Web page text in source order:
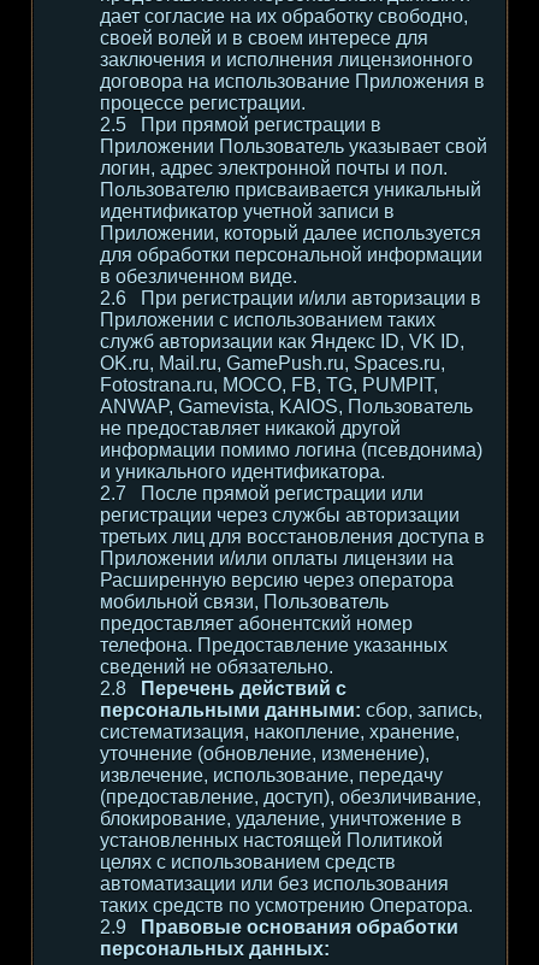
дает согласие на их обработку свободно,
своей волей и в своем интересе для
заключения и исполнения лицензионного
договора на использование Приложения в
процессе регистрации.
При прямой регистрации в
Приложении Пользователь указывает свой
логин, адрес электронной почты и пол.
Пользователю присваивается уникальный
идентификатор учетной записи в
Приложении, который далее используется
для обработки персональной информации
в обезличенном виде.
При регистрации и/или авторизации в
Приложении с использованием таких
служб авторизации как Яндекс ID, VK ID,
OK.ru, Mail.ru, GamePush.ru, Spaces.ru,
Fotostrana.ru, MOCO, FB, TG, PUMPIT,
ANWAP, Gamevista, KAIOS, Пользователь
не предоставляет никакой другой
информации помимо логина (псевдонима)
и уникального идентификатора.
После прямой регистрации или
регистрации через службы авторизации
третьих лиц для восстановления доступа в
Приложении и/или оплаты лицензии на
Расширенную версию через оператора
мобильной связи, Пользователь
предоставляет абонентский номер
телефона. Предоставление указанных
сведений не обязательно.
Перечень действий с
персональными данными: сбор, запись,
систематизация, накопление, хранение,
уточнение (обновление, изменение),
извлечение, использование, передачу
(предоставление, доступ), обезличивание,
блокирование, удаление, уничтожение в
установленных настоящей Политикой
целях с использованием средств
автоматизации или без использования
таких средств по усмотрению Оператора.
Правовые основания обработки
персональных данных: